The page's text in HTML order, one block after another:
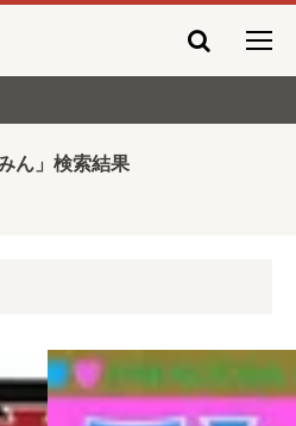
ん」検索結果